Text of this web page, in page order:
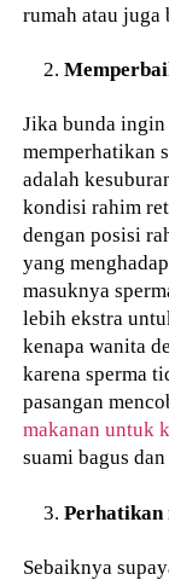
rumah atau
Jika bunda ingin
memperhatikan
adalah
kondisi rahim
dengan posisi
yang
masuknya
lebih ekstra
kenapa wanita
karena sperma
pasangan
makanan untuk
suami bagus
Perhatikan
Sebaiknya